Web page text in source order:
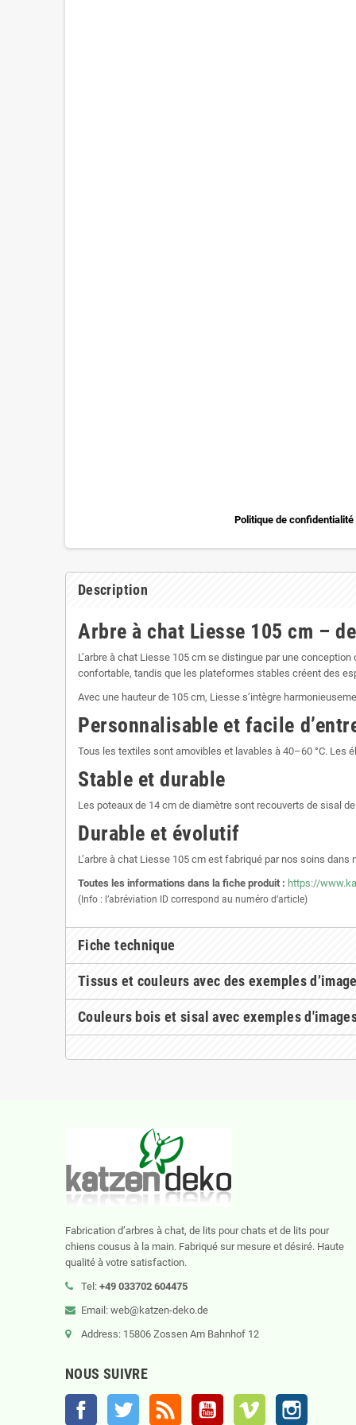
Politique de confidentialité
Description
Arbre à chat Liesse 105 cm –
L’arbre à chat Liesse 105 cm se distingue par une
confortable, tandis que les plateformes stables créent des
Avec une hauteur de 105 cm, Liesse s’intègre
Personnalisable et facile
Tous les textiles sont amovibles et lavables à 40–60 °C. Les
Stable et durable
Les poteaux de 14 cm de diamètre sont recouverts de sisal
Durable et évolutif
L’arbre à chat Liesse 105 cm est fabriqué par nos soins
Toutes les informations dans la fiche produit : https://
(Info : l’abréviation ID correspond au numéro d’article)
Fiche technique
Tissus et couleurs avec des exemples
Couleurs bois et sisal avec exemples
Fabrication d’arbres à chat, de lits pour chats et de lits pour
chiens cousus à la main. Fabriqué sur mesure et désiré. Haute
qualité à votre satisfaction.
Tel: +49 033702 604475
Email: web@katzen-deko.de
Address: 15806 Zossen Am Bahnhof 12
NOUS SUIVRE
Facebook Twitter YouTube Vimeo